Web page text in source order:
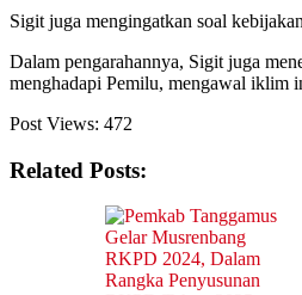
Sigit juga mengingatkan soal
Dalam pengarahannya, Sigit juga
menghadapi Pemilu, mengawal iklim
Post Views: 472
Related Posts: